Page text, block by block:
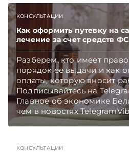
Подписывайтесь на
Главное об экономике
чем в новостях
КОНСУЛЬТАЦИИ
Как оформить путевку на
лечение за счет средств
Разберем, кто имеет право
порядок ее выдачи и как
оплаты, которую вносит
Подписывайтесь на
Главное об экономике
чем в новостях
КОНСУЛЬТАЦИИ